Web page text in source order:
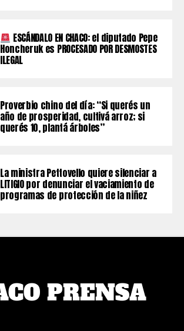
ESCÁNDALO EN CHACO: el diputado Pepe
Honcheruk es PROCESADO POR DESMOSTES
ILEGAL
Proverbio chino del día: “Si querés un
año de prosperidad, cultivá arroz; si
querés 10, plantá árboles”
La ministra Pettovello quiere silenciar a
LITIGIO por denunciar el vaciamiento de
programas de protección de la niñez